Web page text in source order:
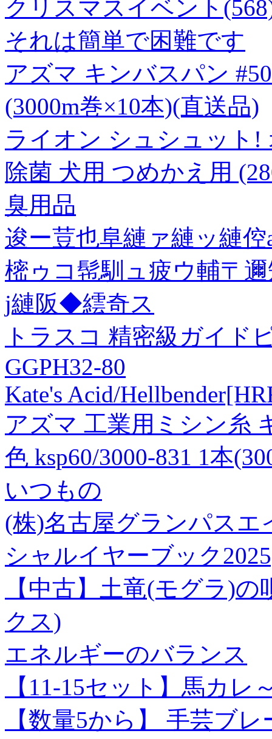
クリスマスイベント
それは簡単で困難です
アズマ キンバスパン
(3000m巻×10本)(直送品)
ライオン シュシュット
除菌 犬用 つめかえ用
臭用品
逡ー荳也阜縺ァ縺ッ縺
樒ゥコ髢馴ュ疲ウ輔〒
j縺阪◆繧奇ス
トラスコ 精密級ガイド
GGPH32-80
Kate's Acid/
アズマ 工業用ミシン糸
色 ksp60/3000-831 1本
いつもの
(株)名古屋グランパス
シャルイヤーブック
【中古】土竜(モグラ)
クス)
エネルギーのバランス
【11-15セット】馬カ
【数量5から】 手芸ブ